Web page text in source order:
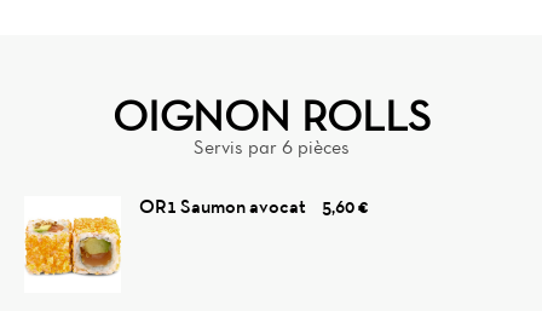
OIGNON ROLLS
Servis par 6 pièces
OR1 Saumon avocat 5,60 €